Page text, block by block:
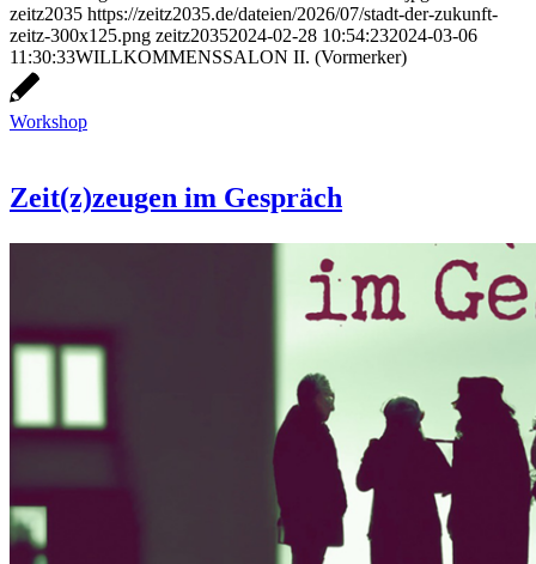
zeitz2035 https://zeitz2035.de/dateien/2026/07/stadt-der-zukunft-
zeitz-300x125.png zeitz20352024-02-28 10:54:232024-03-06
11:30:33WILLKOMMENSSALON II. (Vormerker)
Workshop
Zeit(z)zeugen im Gespräch